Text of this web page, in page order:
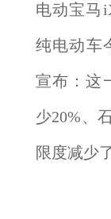
电动宝马
纯电动车
宣布：这
少20%、
限度减少